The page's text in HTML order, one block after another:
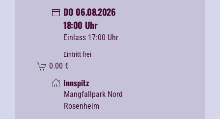
DO 06.08.2026
18:00 Uhr
Einlass 17:00 Uhr
Eintritt frei
0.00 €
Innspitz
Mangfallpark Nord
Rosenheim